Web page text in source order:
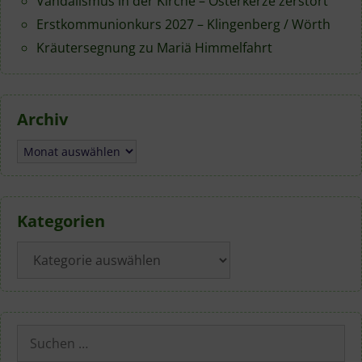
Erstkommunionkurs 2027 – Klingenberg / Wörth
Kräutersegnung zu Mariä Himmelfahrt
Archiv
Archiv
Kategorien
Suchen
nach: